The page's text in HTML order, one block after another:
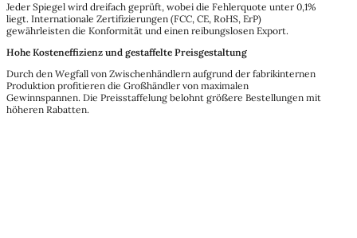
Jeder Spiegel wird dreifach geprüft, wobei die Fehlerquote unter 0,1%
liegt. Internationale Zertifizierungen (FCC, CE, RoHS, ErP)
gewährleisten die Konformität und einen reibungslosen Export.
Hohe Kosteneffizienz und gestaffelte Preisgestaltung
Durch den Wegfall von Zwischenhändlern aufgrund der fabrikinternen
Produktion profitieren die Großhändler von maximalen
Gewinnspannen. Die Preisstaffelung belohnt größere Bestellungen mit
höheren Rabatten.